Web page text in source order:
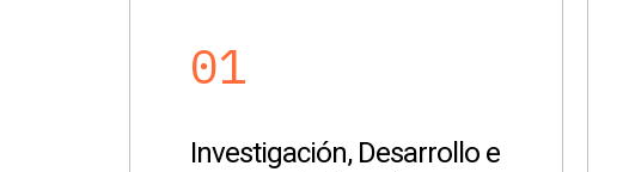
01
Investigación, Desarrollo e